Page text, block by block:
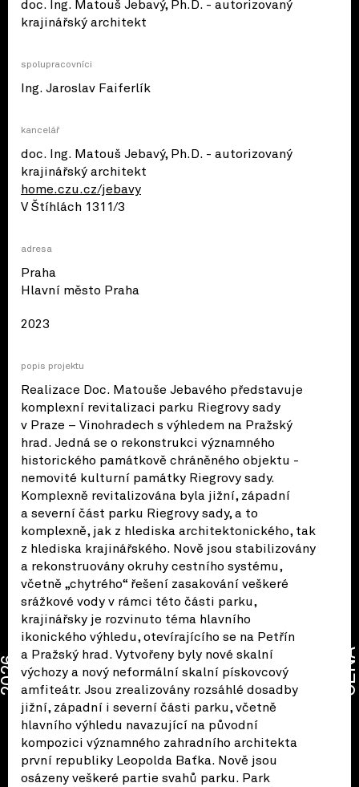
doc. Ing. Matouš Jebavý, Ph.D. - autorizovaný
krajinářský architekt
spolupracovníci
Ing. Jaroslav Faiferlík
kancelář
doc. Ing. Matouš Jebavý, Ph.D. - autorizovaný
krajinářský architekt
home.czu.cz/jebavy
V Štíhlách 1311/3
adresa
Praha
Hlavní město Praha
2023
popis projektu
Realizace Doc. Matouše Jebavého představuje
komplexní revitalizaci parku Riegrovy sady
v Praze – Vinohradech s výhledem na Pražský
hrad. Jedná se o rekonstrukci významného
historického památkově chráněného objektu -
nemovité kulturní památky Riegrovy sady.
Komplexně revitalizována byla jižní, západní
a severní část parku Riegrovy sady, a to
komplexně, jak z hlediska architektonického, tak
z hlediska krajinářského. Nově jsou stabilizovány
a rekonstruovány okruhy cestního systému,
včetně „chytrého“ řešení zasakování veškeré
srážkové vody v rámci této části parku,
krajinářsky je rozvinuto téma hlavního
ikonického výhledu, otevírajícího se na Petřín
a Pražský hrad. Vytvořeny byly nové skalní
výchozy a nový neformální skalní pískovcový
amfiteátr. Jsou zrealizovány rozsáhlé dosadby
jižní, západní i severní části parku, včetně
hlavního výhledu navazující na původní
kompozici významného zahradního architekta
první republiky Leopolda Baťka. Nově jsou
osázeny veškeré partie svahů parku. Park
2026 CENA